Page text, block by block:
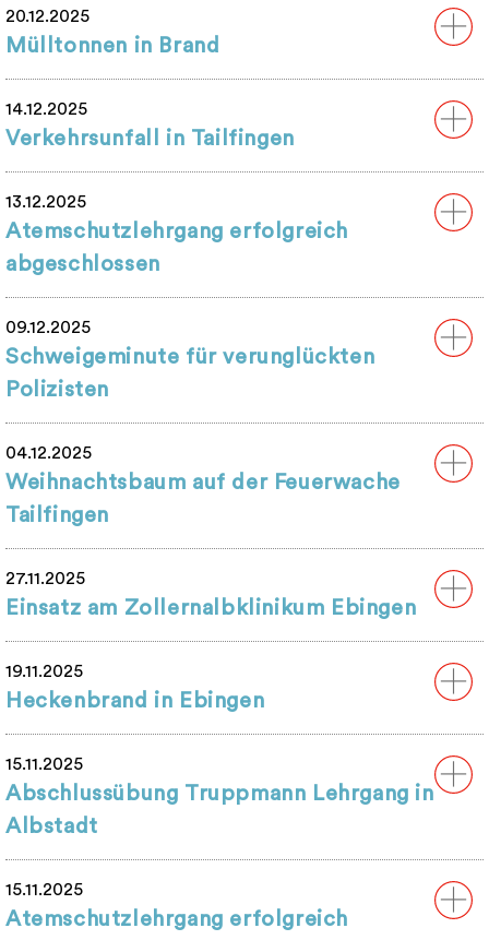
20.12.2025
Mülltonnen in Brand
14.12.2025
Verkehrsunfall in Tailfingen
13.12.2025
Atemschutzlehrgang erfolgreich
abgeschlossen
09.12.2025
Schweigeminute für verunglückten
Polizisten
04.12.2025
Weihnachtsbaum auf der Feuerwache
Tailfingen
27.11.2025
Einsatz am Zollernalbklinikum Ebingen
19.11.2025
Heckenbrand in Ebingen
15.11.2025
Abschlussübung Truppmann Lehrgang in
Albstadt
15.11.2025
Atemschutzlehrgang erfolgreich